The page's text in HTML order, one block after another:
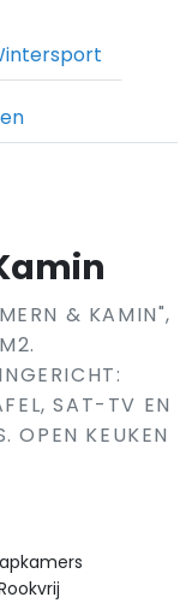
& KAMIN",
SAT-TV EN
OPEN KEUKEN